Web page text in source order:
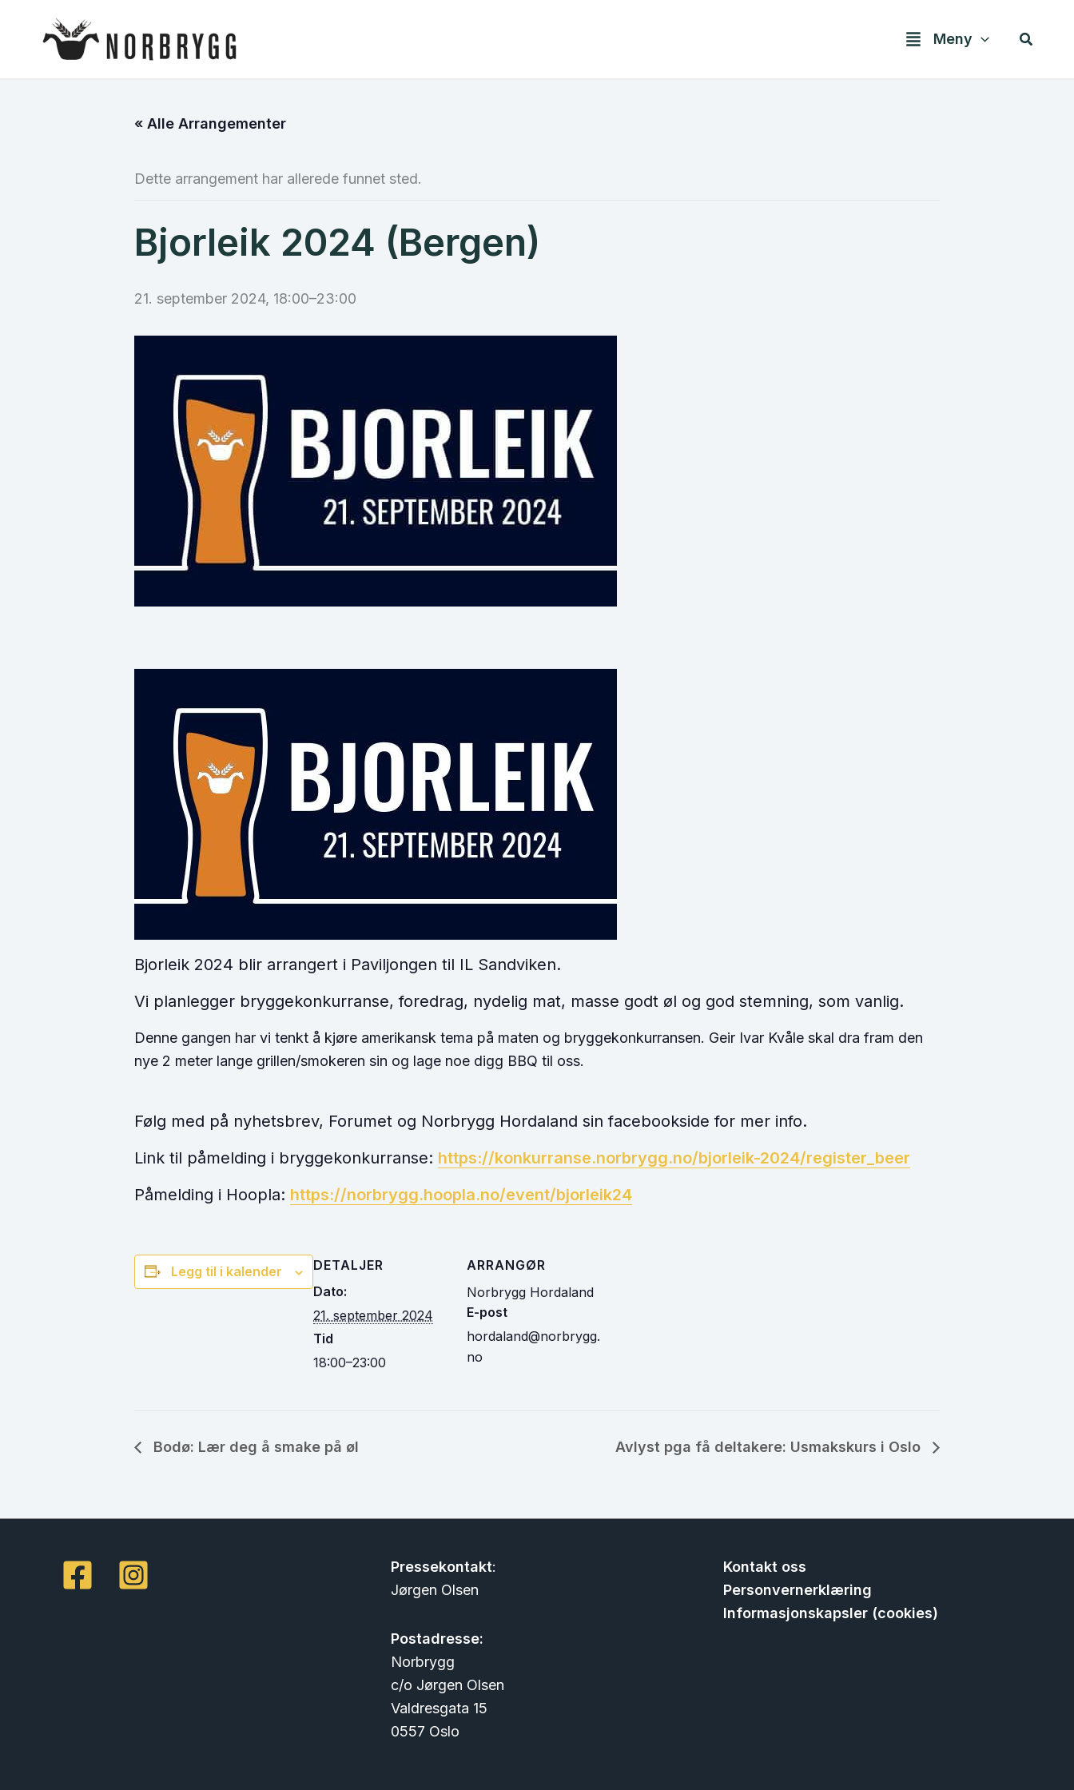
Meny Søk
« Alle Arrangementer
Dette arrangement har allerede funnet sted.
Bjorleik 2024 (Bergen)
21. september 2024, 18:00–23:00
Bjorleik 2024 blir arrangert i Paviljongen til IL Sandviken.
Vi planlegger bryggekonkurranse, foredrag, nydelig mat, masse godt øl og god stemning, som vanlig.
Denne gangen har vi tenkt å kjøre amerikansk tema på maten og bryggekonkurransen. Geir Ivar Kvåle skal dra fram den
nye 2 meter lange grillen/smokeren sin og lage noe digg BBQ til oss.
Følg med på nyhetsbrev, Forumet og Norbrygg Hordaland sin facebookside for mer info.
Link til påmelding i bryggekonkurranse: https://konkurranse.norbrygg.no/bjorleik-2024/register_beer
Påmelding i Hoopla: https://norbrygg.hoopla.no/event/bjorleik24
Legg til i kalender
DETALJER
Dato:
21. september 2024
Tid
18:00–23:00
ARRANGØR
Norbrygg Hordaland
E-post
hordaland@norbrygg.
no
Bodø: Lær deg å smake på øl Avlyst pga få deltakere: Usmakskurs i Oslo
Pressekontakt:
Jørgen Olsen
Postadresse:
Norbrygg
c/o Jørgen Olsen
Valdresgata 15
0557 Oslo
Kontakt oss
Personvernerklæring
Informasjonskapsler (cookies)